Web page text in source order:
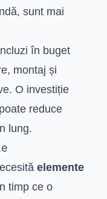
sunt mai
în buget
montaj și
O investiție
reduce
lung.
elemente
timp ce o